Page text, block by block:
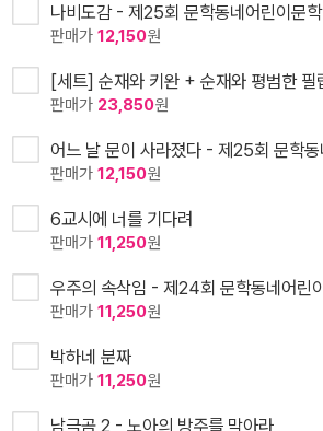
나비도감 - 제25회 문학동네어린이문
판매가 12,150원
[세트] 순재와 키완 + 순재와 평범한 필
판매가 23,850원
어느 날 문이 사라졌다 - 제25회 문학
판매가 12,150원
6교시에 너를 기다려
판매가 11,250원
우주의 속삭임 - 제24회 문학동네어린
판매가 11,250원
박하네 분짜
판매가 11,250원
남극곰 2 - 노아의 방주를 막아라